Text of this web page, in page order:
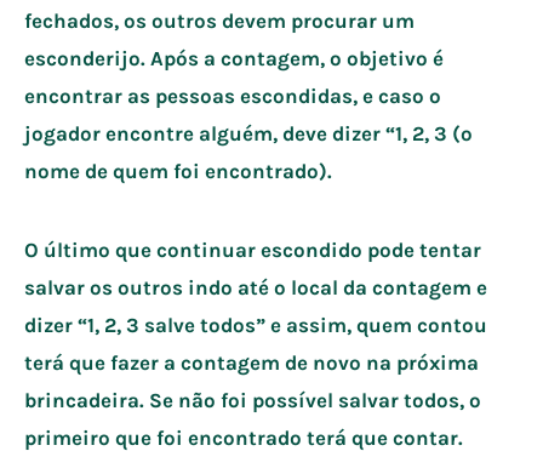
fechados, os outros devem procurar um
esconderijo. Após a contagem, o objetivo é
encontrar as pessoas escondidas, e caso o
jogador encontre alguém, deve dizer “1, 2, 3 (o
nome de quem foi encontrado).
O último que continuar escondido pode tentar
salvar os outros indo até o local da contagem e
dizer “1, 2, 3 salve todos” e assim, quem contou
terá que fazer a contagem de novo na próxima
brincadeira. Se não foi possível salvar todos, o
primeiro que foi encontrado terá que contar.